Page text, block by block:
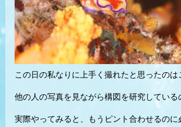
この日の私なりに上手く撮れたと思ったのは
他の人の写真を見ながら構図を研究している
実際やってみると、もうピント合わせるの